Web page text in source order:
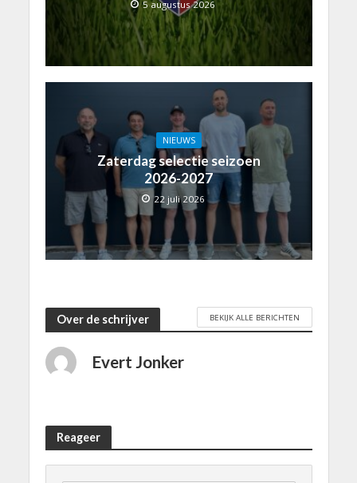
5 augustus 2026
NIEUWS
Zaterdag selectie seizoen
2026-2027
22 juli 2026
Over de schrijver BEKIJK ALLE BERICHTEN
Evert Jonker
Reageer